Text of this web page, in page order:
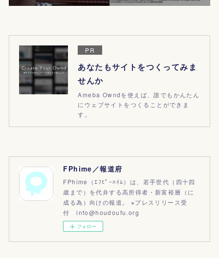
PR
あなたもサイトをつくってみま
せんか
Ameba Owndを使えば、誰でもかんたん
にウェブサイトをつくることができま
す。
FPhime／報道府
FPhime（ｴﾌﾋﾟｰﾊｲﾑ）は、若手世代（四十四
歳まで）を代弁する高所得者・新富裕層（に
成る為）向けの報道。 ※プレスリリース受
付 info@houdoufu.org
フォロー